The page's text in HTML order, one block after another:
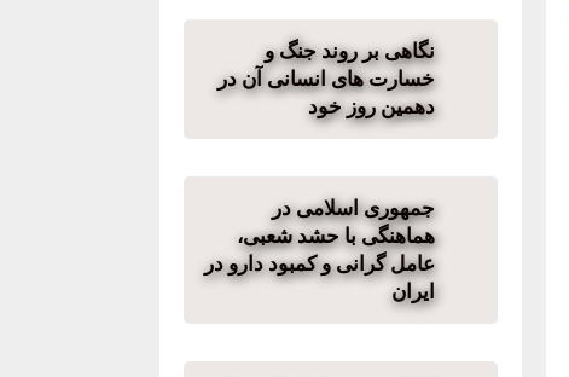
نگاهی بر روند جنگ و
خسارت های انسانی آن در
دهمین روز خود
جمهوری اسلامی در
هماهنگی با حشد شعبی،
عامل گرانی و کمبود دارو در
ایران